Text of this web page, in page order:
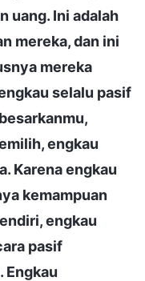
uang. Ini adalah
mereka, dan ini
mereka
selalu pasif
engkau
Karena engkau
kemampuan
engkau
pasif
Engkau